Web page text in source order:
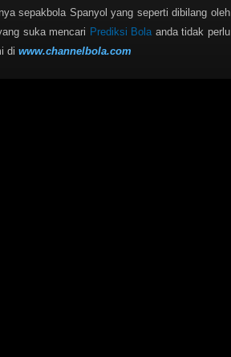
sepakbola Spanyol yang seperti dibilang oleh
suka mencari Prediksi Bolaanda tidak perlu
di www.channelbola.com